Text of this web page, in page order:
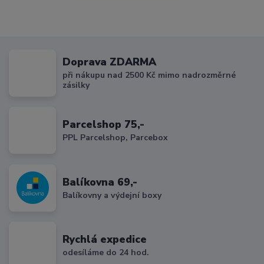
Doprava ZDARMA
při nákupu nad 2500 Kč mimo nadrozměrné
zásilky
Parcelshop 75,-
PPL Parcelshop, Parcebox
Balíkovna 69,-
Balíkovny a výdejní boxy
Rychlá expedice
odesíláme do 24 hod.